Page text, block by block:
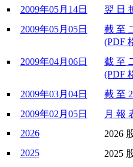
2009年05月14日
翌 日
2009年05月05日
截 至
(PDF
2009年04月06日
截 至
(PDF
2009年03月04日
截 至
2009年02月05日
月 報
2026
2026
2025
2025